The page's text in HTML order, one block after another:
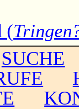
(
SUCHE